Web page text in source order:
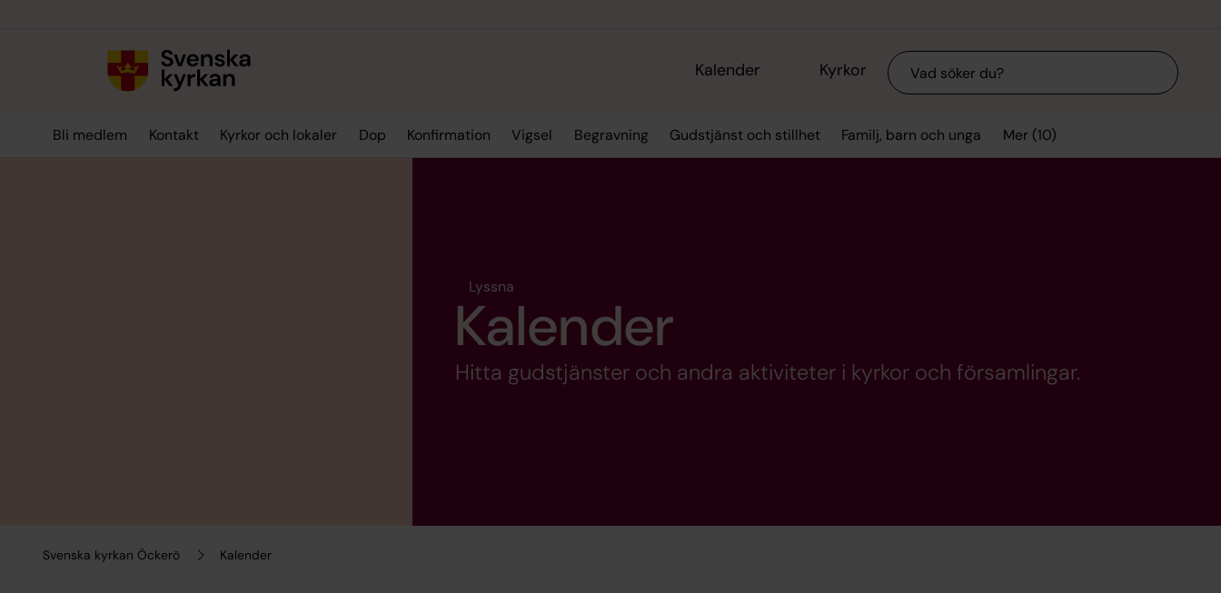
Kalender Kyrkor Sök
Bli medlem Kontakt Kyrkor och lokaler Dop Konfirmation Vigsel Begravning Gudstjänst och stillhet Familj, barn och unga Mer (10)
Svenska kyrkan Öckerö Kalender
Lyssna
Kalender
Hitta gudstjänster och andra aktiviteter i kyrkor och församlingar.